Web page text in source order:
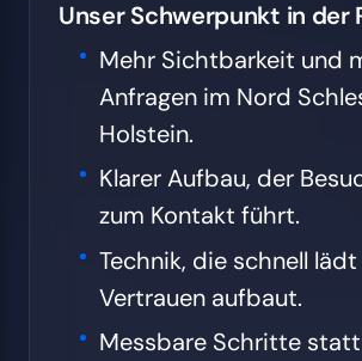
Unser Schwerpunkt in der
Mehr Sichtbarkeit und
Anfragen im Nord
Holstein.
Klarer Aufbau, der
zum Kontakt führt.
Technik, die schnell
Vertrauen aufbaut.
Messbare Schritte statt